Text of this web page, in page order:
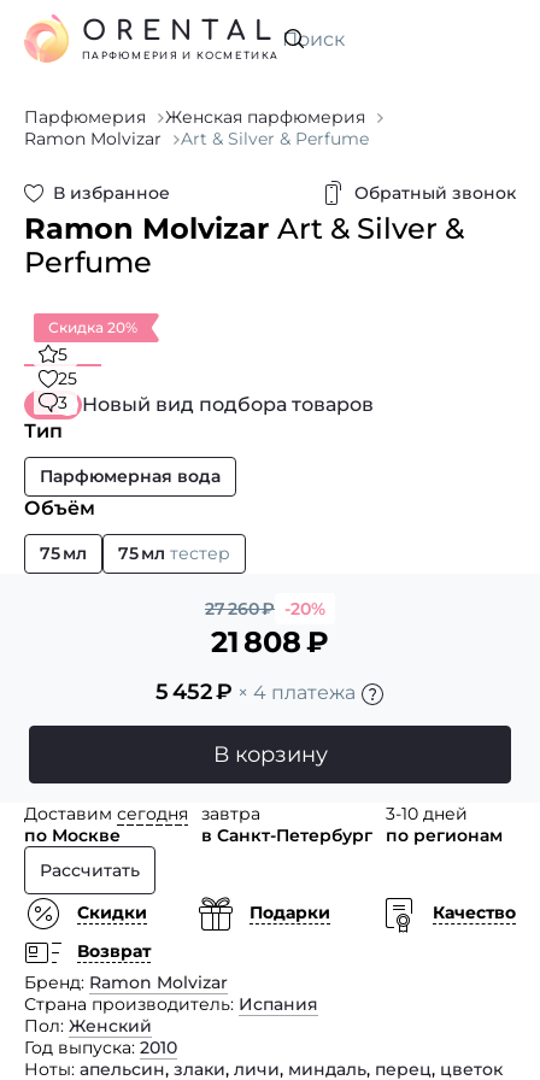
Искать
ORENTAL
ПАРФЮМЕРИЯ И КОСМЕТИКА
Парфюмерия
Женская парфюмерия
Ramon Molvizar
Art & Silver & Perfume
В избранное Обратный звонок
Ramon Molvizar Art & Silver &
Perfume
Скидка 20%
5
25
3
Новый вид подбора товаров
Тип
Парфюмерная вода
Объём
75 мл 75 мл тестер
27 260₽ -20%
21 808₽
5 452₽ × 4 платежа
В корзину
Доставим сегодня
по Москве
завтра
в Санкт-Петербург
3-10 дней
по регионам
Рассчитать
Скидки
Подарки
Качество
Возврат
Бренд Ramon Molvizar
Страна производитель Испания
Пол Женский
Год выпуска 2010
Ноты апельсин, злаки, личи, миндаль, перец, цветок